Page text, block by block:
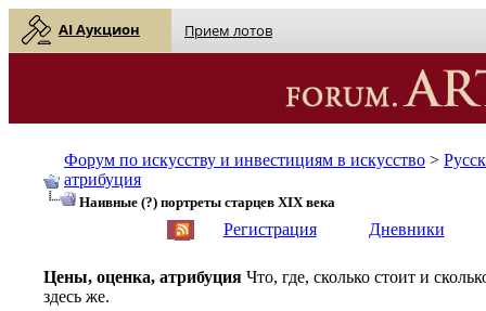
AI Аукцион Прием лотов
Форум по искусству и инвестициям в искусство >
атрибуция
Наивные (?) портреты старцев XIX века
Регистрация Дневники
Цены, оценка, атрибуция Что, где, сколько стоит и
здесь же.